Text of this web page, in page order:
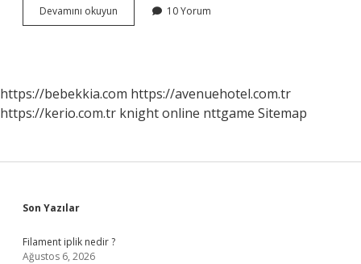
Devamını okuyun
Ismi
10 Yorum
https://bebekkia.com https://avenuehotel.com.tr
https://kerio.com.tr knight online nttgame Sitemap
Sidebar
Son Yazılar
Filament iplik nedir ?
Ağustos 6, 2026